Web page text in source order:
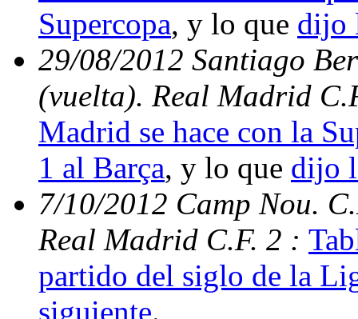
Supercopa, y lo que dijo
29/08/2012 Santiago
(vuelta). Real Madrid
Madrid se hace con la
1 al Barça, y lo que dijo
7/10/2012 Camp Nou.
Real Madrid C.F. 2 :
partido del siglo de la
siguiente.